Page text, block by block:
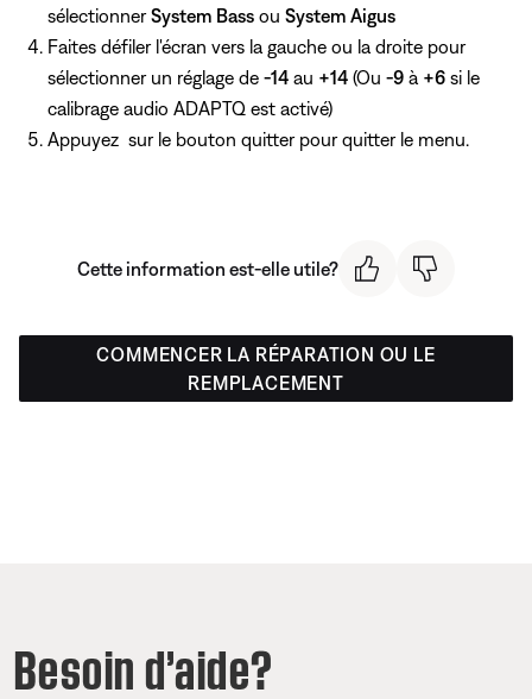
sélectionnerSystem Bass ou System Aigus
Faites défiler l'écran vers la gauche ou la droite pour
sélectionner un réglage de -14 au +14 (Ou -9 à +6 si le
calibrage audio ADAPTQ est activé)
Appuyez sur le bouton quitter pour quitter le menu.
Cette information est-elle utile?
COMMENCER LA RÉPARATION OU LE
REMPLACEMENT
Besoin d’aide?